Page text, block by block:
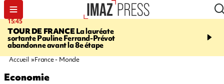
15:45
TOUR DE FRANCELa lauréate
sortante Pauline Ferrand-Prévot
abandonne avant la 8e étape
20:17
routière, concours de
Accueil France - Monde
Economie